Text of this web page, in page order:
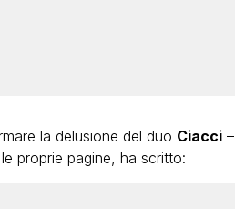
la delusione del duo Ciacci–
proprie pagine, ha scritto: